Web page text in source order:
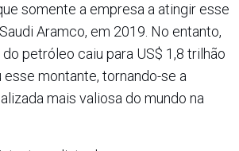
somente a empresa a atingir esse
Aramco, em 2019. No entanto,
petróleo caiu para US$ 1,8 trilhão
esse montante, tornando-se a
mais valiosa do mundo na